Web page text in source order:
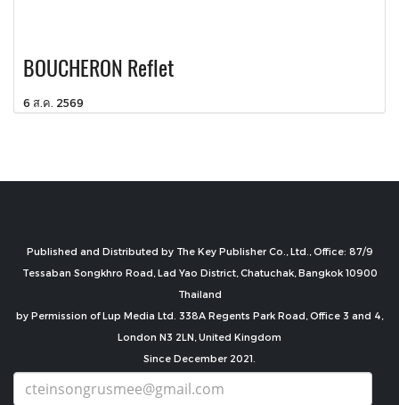
BOUCHERON Reflet
6 ส.ค. 2569
Published and Distributed by The Key Publisher Co., Ltd., Office: 87/9
Tessaban Songkhro Road, Lad Yao District, Chatuchak, Bangkok 10900
Thailand
by Permission of Lup Media Ltd. 338A Regents Park Road, Office 3 and 4,
London N3 2LN, United Kingdom
Since December 2021.